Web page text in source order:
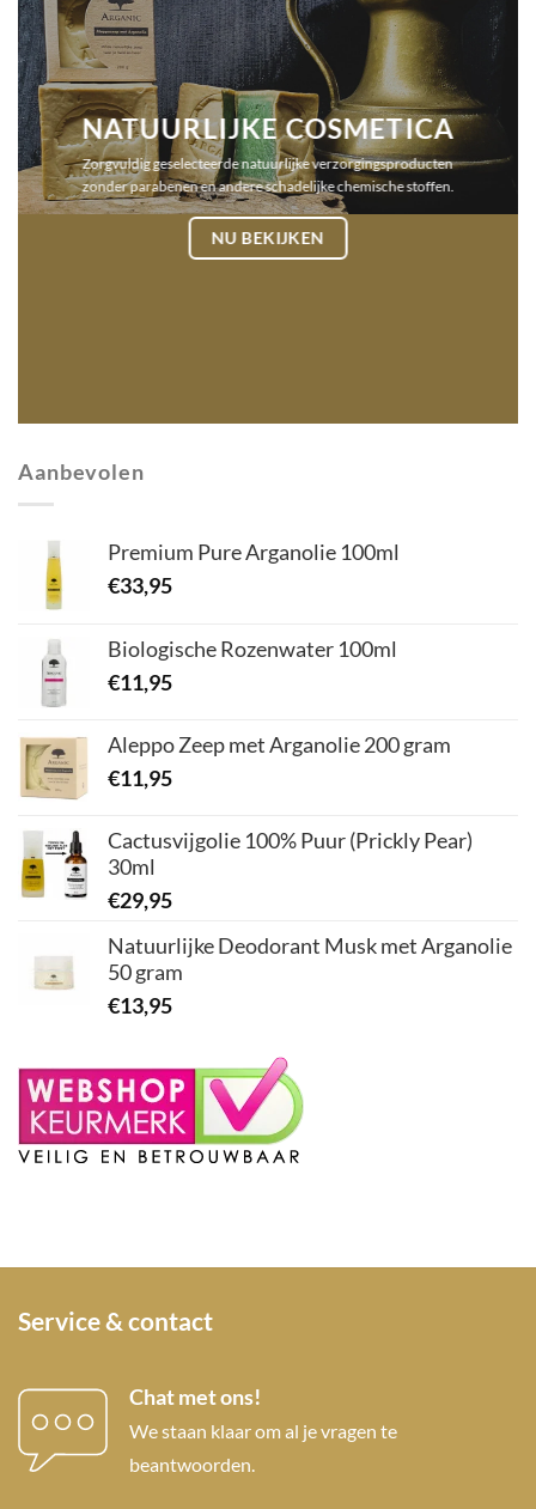
NATUURLIJKE COSMETICA
Zorgvuldig geselecteerde natuurlijke verzorgingsproducten
zonder parabenen en andere schadelijke chemische stoffen.
NU BEKIJKEN
Aanbevolen
Premium Pure Arganolie 100ml
€33,95
Biologische Rozenwater 100ml
€11,95
Aleppo Zeep met Arganolie 200 gram
€11,95
Cactusvijgolie 100% Puur (Prickly Pear)
30ml
€29,95
Natuurlijke Deodorant Musk met Arganolie
50 gram
€13,95
Service & contact
Chat met ons!
We staan klaar om al je vragen te
beantwoorden.